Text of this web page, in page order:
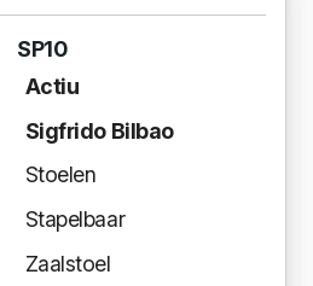
SP10
Actiu
Sigfrido Bilbao
Stoelen
Stapelbaar
Zaalstoel